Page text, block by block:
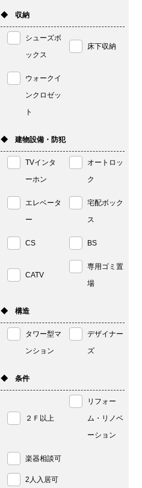
◆ 収納
シューズボ
ックス
床下収納
ウォークイ
ンクロゼッ
ト
◆ 建物設備・防犯
TVインタ
ーホン
オートロッ
ク
エレベータ
ー
宅配ボック
ス
CS BS
CATV
専用ゴミ置
場
◆ 構造
タワー型マ
ンション
デザイナー
ズ
◆ 条件
２Ｆ以上
リフォー
ム・リノベ
ーション
楽器相談可
2人入居可